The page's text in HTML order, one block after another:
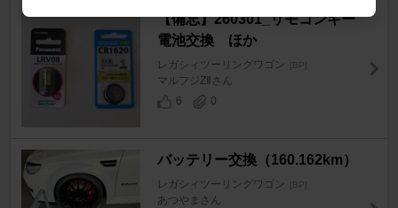
【備忘】260301_リモコンキー
電池交換 ほか
レガシィツーリングワゴン [BP]
マルフジZⅡさん
6
0
バッテリー交換（160.162km）
レガシィツーリングワゴン [BP]
あつやまさん